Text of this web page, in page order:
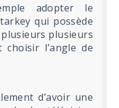
adopter le
qui possède
plusieurs
l’angle de
d’avoir une